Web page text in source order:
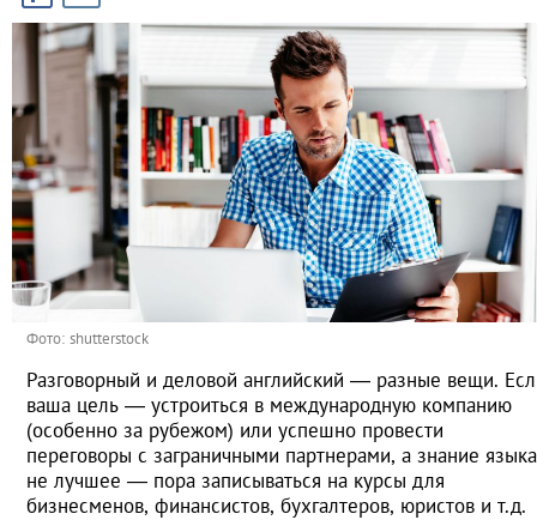
Фото: shutterstock
Разговорный и деловой английский — разные вещи.
ваша цель — устроиться в международную компанию
(особенно за рубежом) или успешно провести
переговоры с заграничными партнерами, а знание языка
не лучшее — пора записываться на курсы для
бизнесменов, финансистов, бухгалтеров, юристов и т.д.